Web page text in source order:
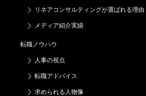
リネアコンサルティングが選ばれる理由
メディア紹介実績
転職ノウハウ
人事の視点
転職アドバイス
求められる人物像